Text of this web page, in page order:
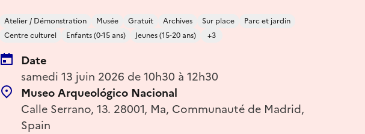
Atelier / Démonstration Musée Gratuit Archives Sur place
Parc et jardin
Centre culturel
Enfants (0-15 ans) Jeunes (15-20 ans) +3
Date
samedi 13 juin 2026 de 10h30 à 12h30
Museo Arqueológico Nacional
Calle Serrano, 13. 28001, Ma, Communauté de Madrid,
Spain